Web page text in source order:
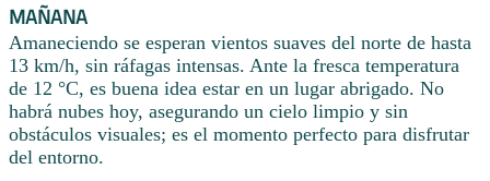
MAÑANA
Amaneciendo se esperan vientos suaves del norte de hasta
13 km/h, sin ráfagas intensas. Ante la fresca temperatura
de 12 °C, es buena idea estar en un lugar abrigado. No
habrá nubes hoy, asegurando un cielo limpio y sin
obstáculos visuales; es el momento perfecto para disfrutar
del entorno.